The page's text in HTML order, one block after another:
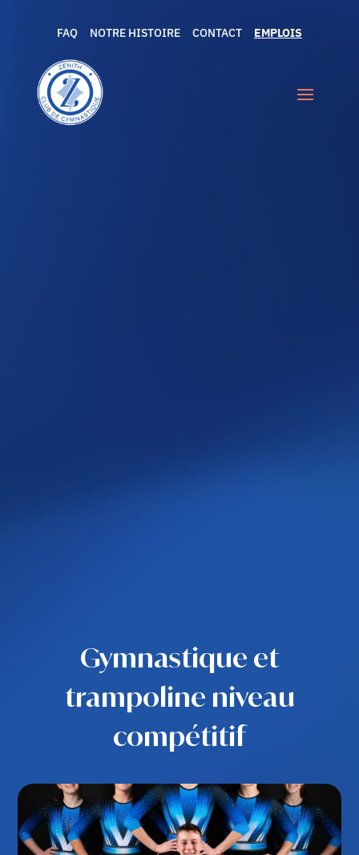
FAQ NOTRE HISTOIRE CONTACT EMPLOIS
Gymnastique et
trampoline niveau
compétitif